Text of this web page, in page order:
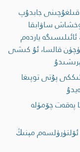
جابدۇپ
ساۋابقا
ياردەم
قالسا، ئۇ كىشى
پۇتى توپىغا
پەقەت چۆمۈلە
مېنىڭ